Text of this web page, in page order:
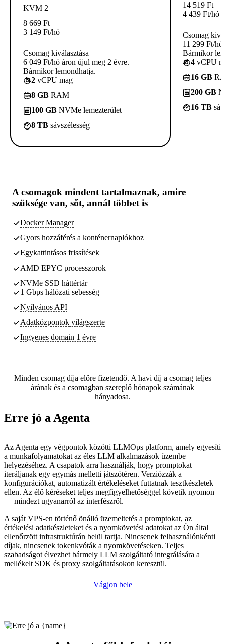
KVM 2
8 669 Ft
3 149 Ft/hó
Csomag kiválasztása
6 049 Ft/hó áron újul meg 2 évre.
Bármikor lemondhatja.
2 vCPU mag
8 GB RAM
100 GB NVMe lemezterület
8 TB sávszélesség
14 519 Ft
4 439 Ft/hó
Csomag
11 299 Ft/
Bármikor
4 vCPU
16 GB
200 GB
16 TB
A csomagok mindent tartalmaznak, amire
szüksége van, sőt, annál többet is
Docker Manager
Gyors hozzáférés a konténernaplókhoz
Egykattintásos frissítések
AMD EPYC processzorok
NVMe SSD háttértár
1 Gbps hálózati sebesség
Nyilvános API
Adatközpontok világszerte
Ingyenes domain 1 évre
Minden csomag díja előre fizetendő. A havi díj a csomag teljes
árának és a csomagban szereplő hónapok számának
hányadosa.
Erre jó a Agenta
Az Agenta egy végpontok közötti LLMOps platform, amely egyesíti
a munkafolyamatokat az éles LLM alkalmazások üzembe
helyezéséhez. A csapatok arra használják, hogy promptokat
iteráljanak egy egymás melletti játszótéren. Verziózzák a
konfigurációkat, automatizált értékeléseket futtatnak tesztkészletek
ellen. Az élő kéréseket teljes megfigyelhetőséggel követik nyomon
— mindezt ugyanarról az interfészről.
A saját VPS-en történő önálló üzemeltetés a promptokat, az
értékelési adatkészleteket és a nyomkövetési adatokat az Ön által
ellenőrzött infrastruktúrán belül tartja. Nincsenek felhasználónkénti
díjak, nincsenek tokenkvóták a nyomkövetéseken. Teljes
szabadságot élvezhet bármely LLM szolgáltató integrálására a
mellékelt SDK és proxy szolgáltatásokon keresztül.
Vágjon bele